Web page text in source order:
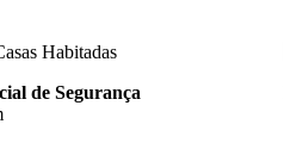
de Segurança